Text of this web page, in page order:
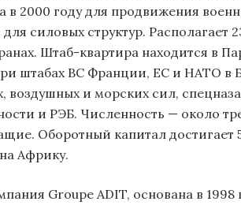
в 2000 году для продвижения
силовых структур.
Штаб-квартира находится в
штабах ВС Франции, ЕС и НАТО в
воздушных и морских сил,
и РЭБ. Численность — около
Оборотный капитал достигает
Африку.
Groupe ADIT, основана в